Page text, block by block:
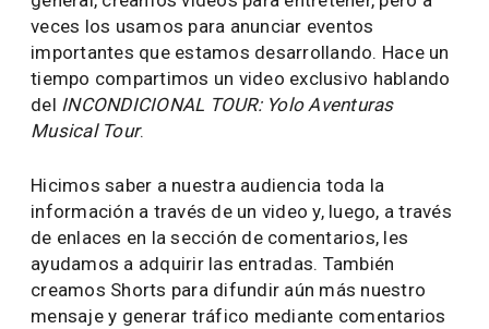
veces los usamos para anunciar eventos
importantes que estamos desarrollando. Hace un
tiempo compartimos un video exclusivo hablando
del INCONDICIONAL TOUR: Yolo Aventuras
Musical Tour.
Hicimos saber a nuestra audiencia toda la
información a través de un video y, luego, a través
de enlaces en la sección de comentarios, les
ayudamos a adquirir las entradas. También
creamos Shorts para difundir aún más nuestro
mensaje y generar tráfico mediante comentarios